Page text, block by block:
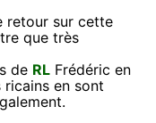
retour sur cette
que très
de RL Frédéric en
en sont